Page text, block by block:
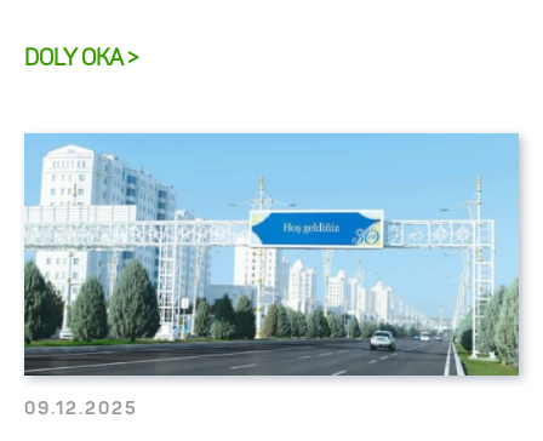
DOLY OKA >
09.12.2025